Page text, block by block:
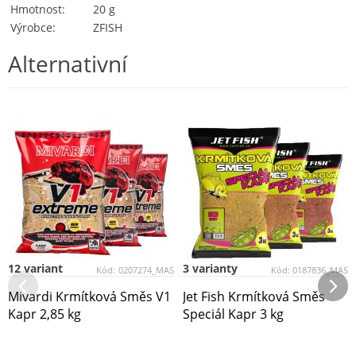
Hmotnost
20 g
Výrobce
ZFISH
Alternativní
Kód: 0207274_MAS
12 variant
Mivardi Krmítková Směs V1
Kapr 2,85 kg
Kód: 0187836_MAS
3 varianty
Jet Fish Krmítková Směs
Speciál Kapr 3 kg